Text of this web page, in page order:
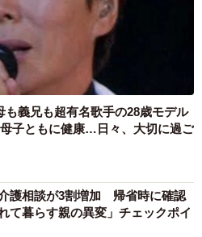
義兄も超有名歌手の28歳モデル
子ともに健康…日々、大切に過ご
護相談が3割増加 帰省時に確認
て暮らす親の異変」チェックポイ